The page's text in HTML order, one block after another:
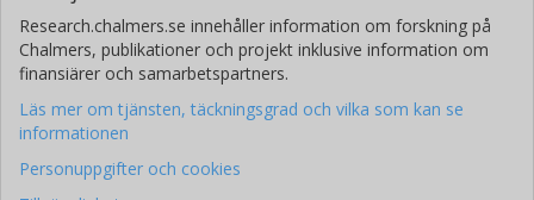
Research.chalmers.se innehåller information om forskning på
Chalmers, publikationer och projekt inklusive information om
finansiärer och samarbetspartners.
Läs mer om tjänsten, täckningsgrad och vilka som kan se
informationen
Personuppgifter och cookies